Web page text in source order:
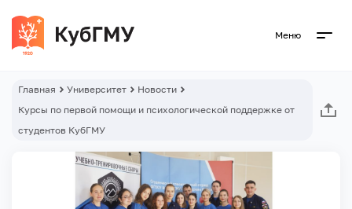
Меню
Главная Университет
Новости
Курсы по первой помощи и психологической поддержке от
студентов КубГМУ